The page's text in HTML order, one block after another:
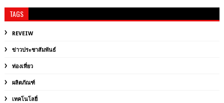
TAGS
REVEIW
ข่าวประชาสัมพันธ์
ท่องเที่ยว
ผลิตภัณฑ์
เทคโนโลยี่